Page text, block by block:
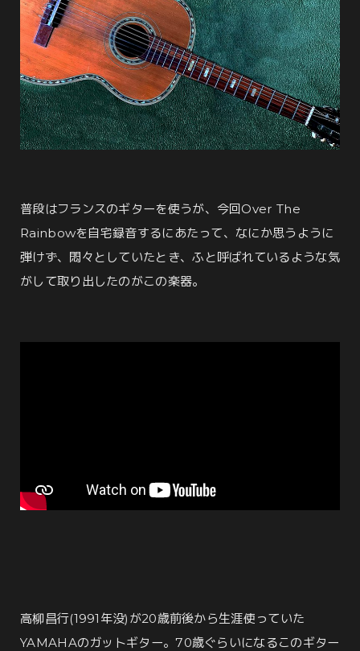
普段はフランスのギターを使うが、今回Over The
Rainbowを自宅録音するにあたって、なにか思うように
弾けず、悶々としていたとき、ふと呼ばれているような気
がして取り出したのがこの楽器。
高柳昌行(1991年没)が20歳前後から生涯使っていた
YAMAHAのガットギター。70歳ぐらいになるこのギター